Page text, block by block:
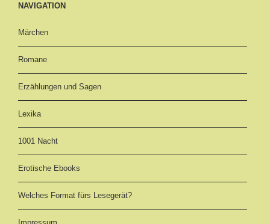
NAVIGATION
Märchen
Romane
Erzählungen und Sagen
Lexika
1001 Nacht
Erotische Ebooks
Welches Format fürs Lesegerät?